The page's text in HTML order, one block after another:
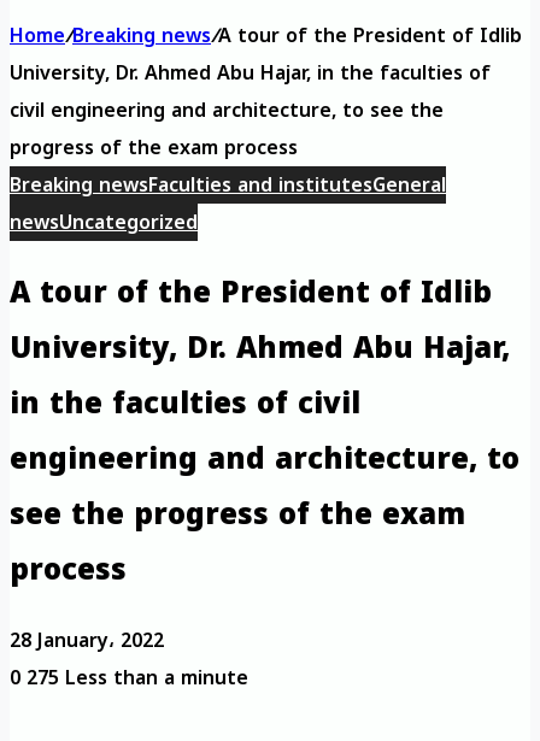
Home/Breaking news/A tour of the President of Idlib
University, Dr. Ahmed Abu Hajar, in the faculties of
civil engineering and architecture, to see the
progress of the exam process
Breaking newsFaculties and institutesGeneral
newsUncategorized
A tour of the President of Idlib
University, Dr. Ahmed Abu Hajar,
in the faculties of civil
engineering and architecture, to
see the progress of the exam
process
28 January، 2022
0275 Less than a minute